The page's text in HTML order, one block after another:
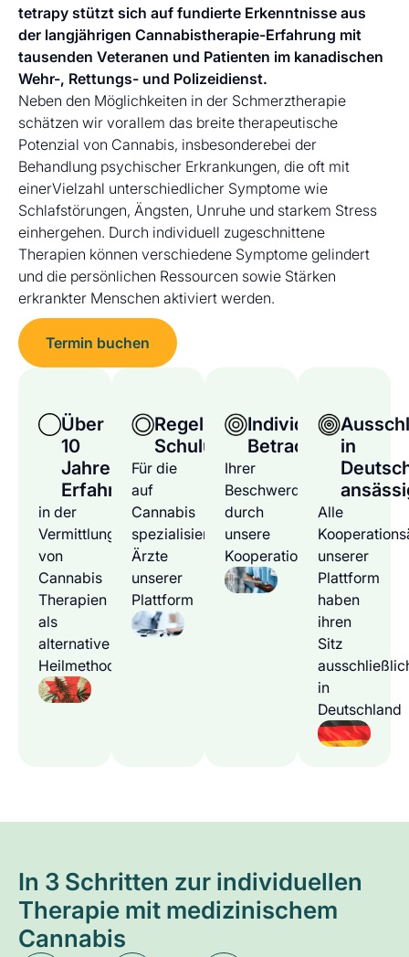
tetrapy stützt sich auf fundierte Erkenntnisse aus
der langjährigen Cannabistherapie-Erfahrung mit
tausenden Veteranen und Patienten im kanadischen
Wehr-, Rettungs- und Polizeidienst.
Neben den Möglichkeiten in der Schmerztherapie
schätzen wir vorallem das breite therapeutische
Potenzial von Cannabis, insbesonderebei der
Behandlung psychischer Erkrankungen, die oft mit
einerVielzahl unterschiedlicher Symptome wie
Schlafstörungen, Ängsten, Unruhe und starkem Stress
einhergehen. Durch individuell zugeschnittene
Therapien können verschiedene Symptome gelindert
und die persönlichen Ressourcen sowie Stärken
erkrankter Menschen aktiviert werden.
Termin buchen
Über
10
Jahre
Erfahrung
in der
Vermittlung
von
Cannabis
Therapien
als
alternative
Heilmethode
Regelmäßige
Schulungen
Für die
auf
Cannabis
spezialisierten
Ärzte
unserer
Plattform
Individuelle
Betrachtung
Ihrer
Beschwerden
durch
unsere
Kooperationsärzte
in
Alle
unserer
Plattform
haben
ihren
Sitz
in
Deutschland
In 3 Schritten zur individuellen
Therapie mit medizinischem
Cannabis